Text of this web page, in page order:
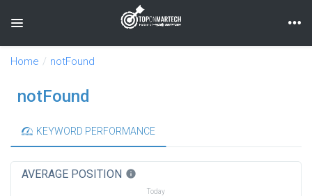
Toggle navigation
Home notFound
notFound
KEYWORD PERFORMANCE
AVERAGE POSITION info
Today